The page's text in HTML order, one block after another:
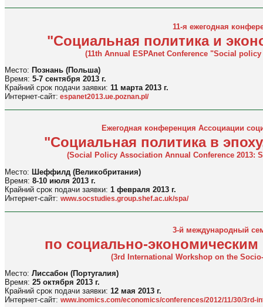
11-я ежегодная
"Социальная политика и
(11th Annual ESPAnet Conference "Social
Место: Познань (Польша)
Время: 5-7 сентября 2013 г.
Крайний срок подачи заявки: 11 марта 2013 г.
Интернет-сайт: espanet2013.ue.poznan.pl/
Ежегодная конференция Ассоциации
"Социальная политика в
(Social Policy Association Annual Conference 2013:
Место: Шеффилд (Великобритания)
Время: 8-10 июля 2013 г.
Крайний срок подачи заявки: 1 февраля 2013 г.
Интернет-сайт: www.socstudies.group.shef.ac.uk/spa/
3-й международный
по социально-
(3rd International Workshop on the
Место: Лиссабон (Португалия)
Время: 25 октября 2013 г.
Крайний срок подачи заявки: 12 мая 2013 г.
Интернет-сайт: www.inomics.com/economics/conferences/2012/11/30/3rd-